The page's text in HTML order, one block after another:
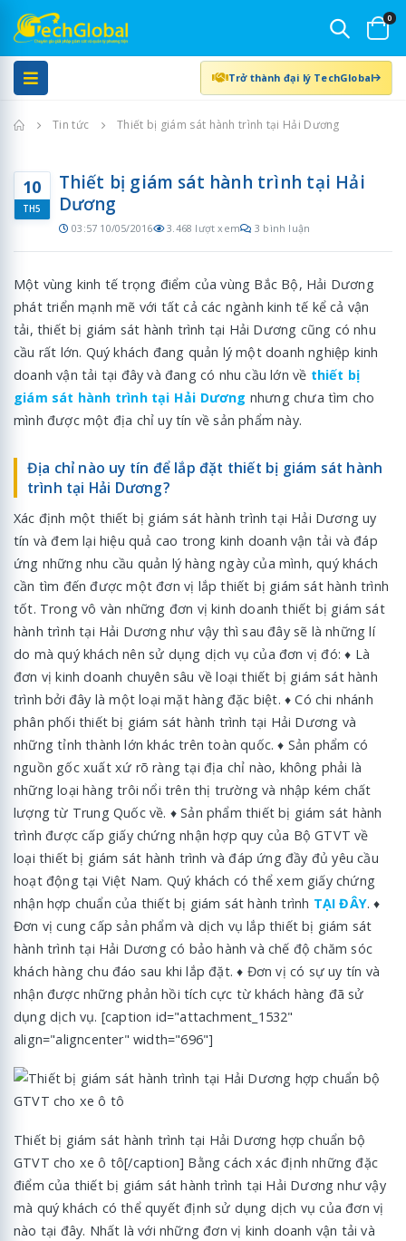
0
Trở thành đại lý TechGlobal
Trang chủ
Tin tức Thiết bị giám sát hành trình tại Hải Dương
10
TH5
Thiết bị giám sát hành trình tại Hải
Dương
03:57 10/05/2016 3.468 lượt xem 3 bình luận
Một vùng kinh tế trọng điểm của vùng Bắc Bộ, Hải Dương
phát triển mạnh mẽ với tất cả các ngành kinh tế kể cả vận
tải, thiết bị giám sát hành trình tại Hải Dương cũng có nhu
cầu rất lớn. Quý khách đang quản lý một doanh nghiệp kinh
doanh vận tải tại đây và đang có nhu cầu lớn về thiết bị
giám sát hành trình tại Hải Dương nhưng chưa tìm cho
mình được một địa chỉ uy tín về sản phẩm này.
Địa chỉ nào uy tín để lắp đặt thiết bị giám sát hành
trình tại Hải Dương?
Xác định một thiết bị giám sát hành trình tại Hải Dương uy
tín và đem lại hiệu quả cao trong kinh doanh vận tải và đáp
ứng những nhu cầu quản lý hàng ngày của mình, quý khách
cần tìm đến được một đơn vị lắp thiết bị giám sát hành trình
tốt. Trong vô vàn những đơn vị kinh doanh thiết bị giám sát
hành trình tại Hải Dương như vậy thì sau đây sẽ là những lí
do mà quý khách nên sử dụng dịch vụ của đơn vị đó: ♦ Là
đơn vị kinh doanh chuyên sâu về loại thiết bị giám sát hành
trình bởi đây là một loại mặt hàng đặc biệt. ♦ Có chi nhánh
phân phối thiết bị giám sát hành trình tại Hải Dương và
những tỉnh thành lớn khác trên toàn quốc. ♦ Sản phẩm có
nguồn gốc xuất xứ rõ ràng tại địa chỉ nào, không phải là
những loại hàng trôi nổi trên thị trường và nhập kém chất
lượng từ Trung Quốc về. ♦ Sản phẩm thiết bị giám sát hành
trình được cấp giấy chứng nhận hợp quy của Bộ GTVT về
loại thiết bị giám sát hành trình và đáp ứng đầy đủ yêu cầu
hoạt động tại Việt Nam. Quý khách có thể xem giấy chứng
nhận hợp chuẩn của thiết bị giám sát hành trình TẠI ĐÂY. ♦
Đơn vị cung cấp sản phẩm và dịch vụ lắp thiết bị giám sát
hành trình tại Hải Dương có bảo hành và chế độ chăm sóc
khách hàng chu đáo sau khi lắp đặt. ♦ Đơn vị có sự uy tín và
nhận được những phản hồi tích cực từ khách hàng đã sử
dụng dịch vụ. [caption id="attachment_1532"
align="aligncenter" width="696"]
Thiết bị giám sát hành trình tại Hải Dương hợp chuẩn bộ
GTVT cho xe ô tô[/caption] Bằng cách xác định những đặc
điểm của thiết bị giám sát hành trình tại Hải Dương như vậy
mà quý khách có thể quyết định sử dụng dịch vụ của đơn vị
nào tại đây. Nhất là với những đơn vị kinh doanh vận tải và